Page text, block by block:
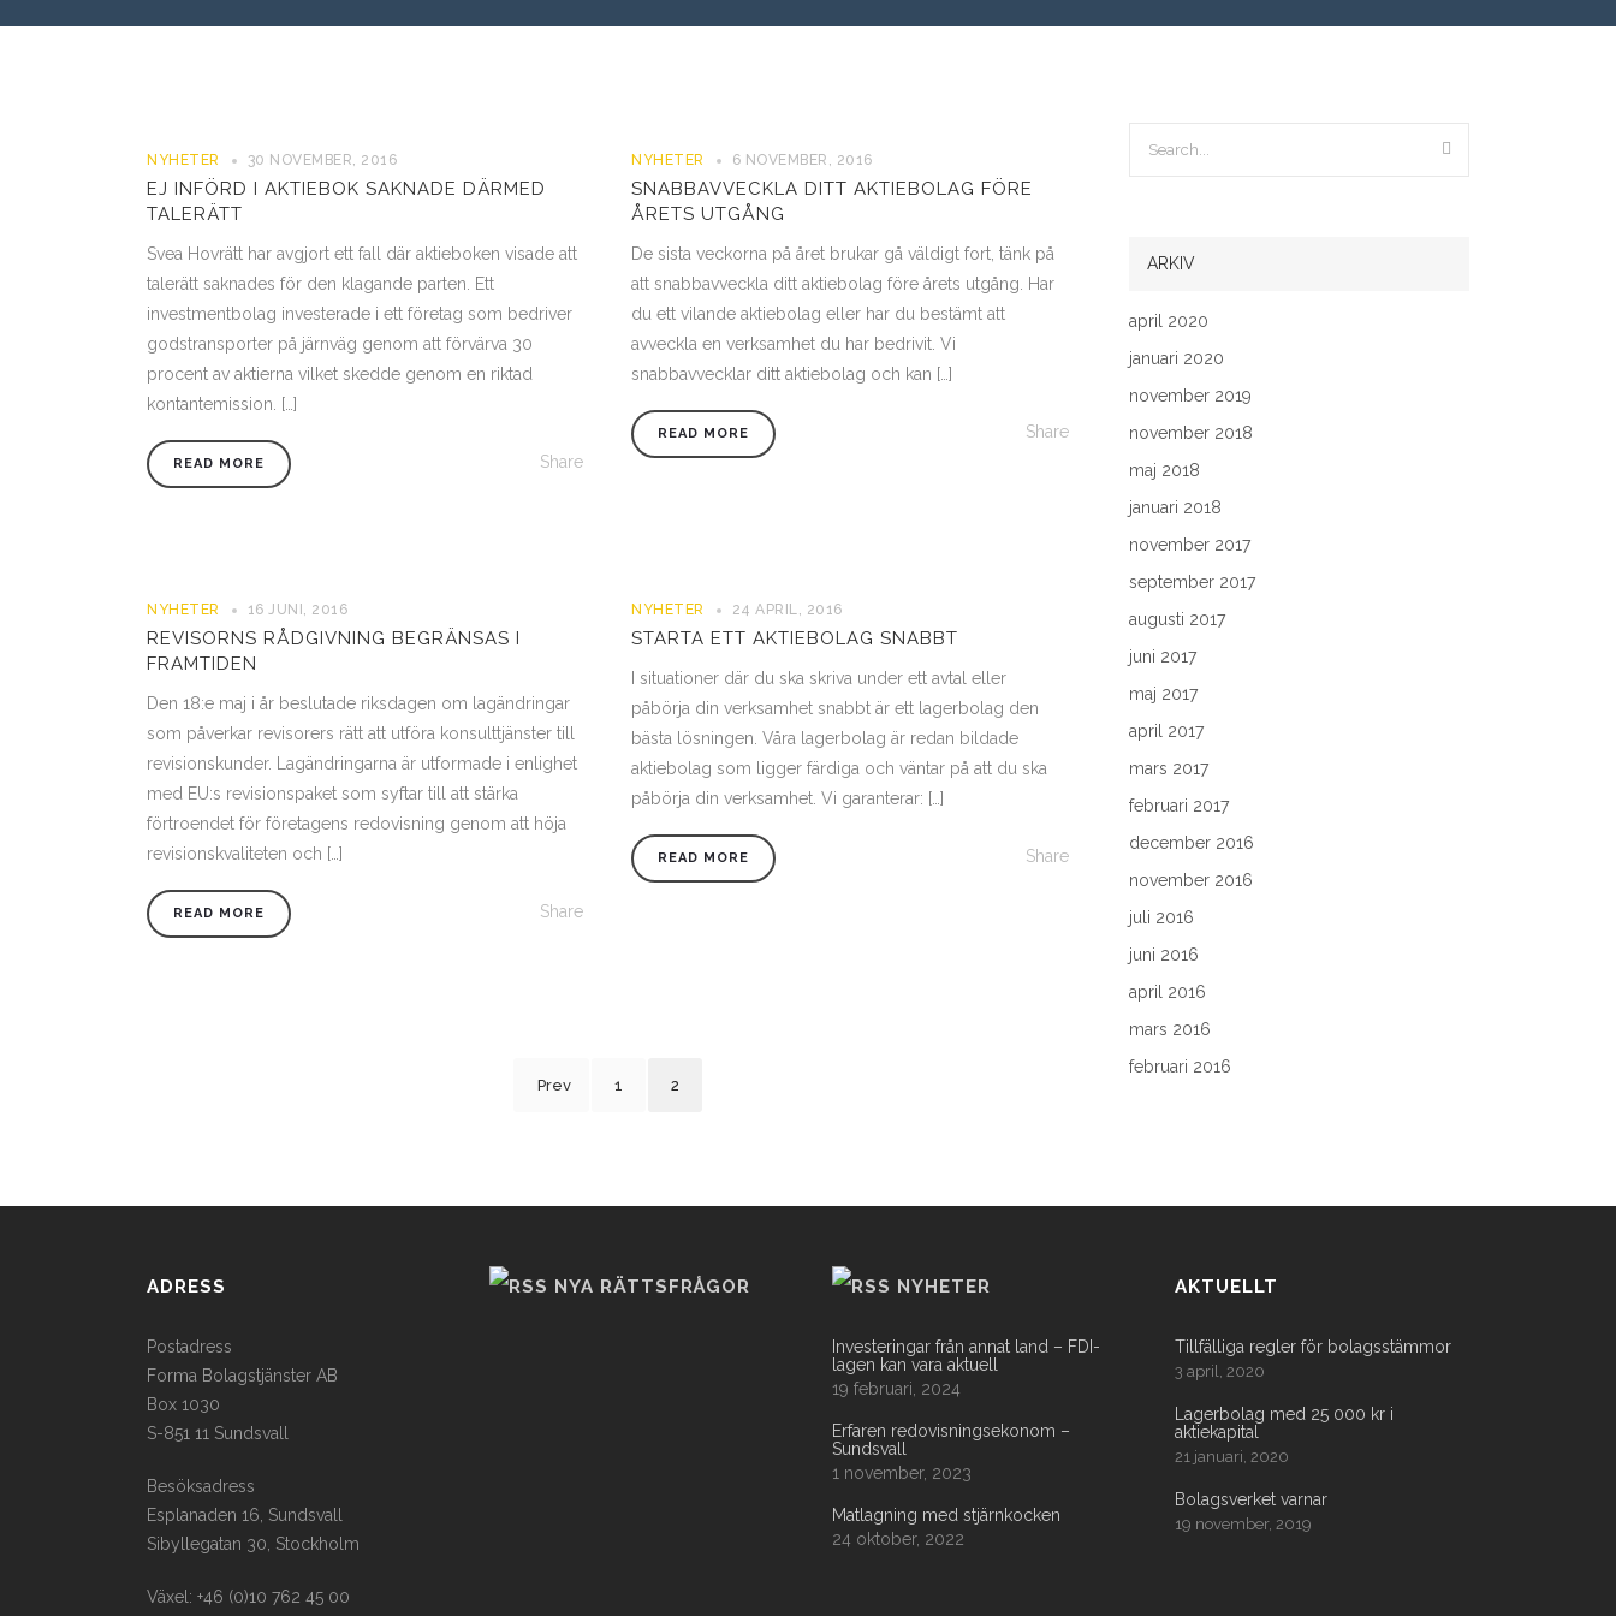
NYHETER 30 NOVEMBER, 2016
EJ INFÖRD I AKTIEBOK SAKNADE DÄRMED
TALERÄTT
Svea Hovrätt har avgjort ett fall där aktieboken visade att
talerätt saknades för den klagande parten. Ett
investmentbolag investerade i ett företag som bedriver
godstransporter på järnväg genom att förvärva 30
procent av aktierna vilket skedde genom en riktad
kontantemission. […]
READ MORE Share
NYHETER 6 NOVEMBER, 2016
SNABBAVVECKLA DITT AKTIEBOLAG FÖRE
ÅRETS UTGÅNG
De sista veckorna på året brukar gå väldigt fort, tänk på
att snabbavveckla ditt aktiebolag före årets utgång. Har
du ett vilande aktiebolag eller har du bestämt att
avveckla en verksamhet du har bedrivit. Vi
snabbavvecklar ditt aktiebolag och kan […]
READ MORE Share
NYHETER 16 JUNI, 2016
REVISORNS RÅDGIVNING BEGRÄNSAS I
FRAMTIDEN
Den 18:e maj i år beslutade riksdagen om lagändringar
som påverkar revisorers rätt att utföra konsulttjänster till
revisionskunder. Lagändringarna är utformade i enlighet
med EU:s revisionspaket som syftar till att stärka
förtroendet för företagens redovisning genom att höja
revisionskvaliteten och […]
READ MORE Share
NYHETER 24 APRIL, 2016
STARTA ETT AKTIEBOLAG SNABBT
I situationer där du ska skriva under ett avtal eller
påbörja din verksamhet snabbt är ett lagerbolag den
bästa lösningen. Våra lagerbolag är redan bildade
aktiebolag som ligger färdiga och väntar på att du ska
påbörja din verksamhet. Vi garanterar: […]
READ MORE Share
Prev 1 2
ARKIV
april 2020
januari 2020
november 2019
november 2018
maj 2018
januari 2018
november 2017
september 2017
augusti 2017
juni 2017
maj 2017
april 2017
mars 2017
februari 2017
december 2016
november 2016
juli 2016
juni 2016
april 2016
mars 2016
februari 2016
ADRESS
Postadress
Forma Bolagstjänster AB
Box 1030
S-851 11 Sundsvall
Besöksadress
Esplanaden 16, Sundsvall
Sibyllegatan 30, Stockholm
Växel: +46 (0)10 762 45 00
NYA RÄTTSFRÅGOR NYHETER
Investeringar från annat land – FDI-
lagen kan vara aktuell
19 februari, 2024
Erfaren redovisningsekonom –
Sundsvall
1 november, 2023
Matlagning med stjärnkocken
24 oktober, 2022
AKTUELLT
Tillfälliga regler för bolagsstämmor
3 april, 2020
Lagerbolag med 25 000 kr i
aktiekapital
21 januari, 2020
Bolagsverket varnar
19 november, 2019